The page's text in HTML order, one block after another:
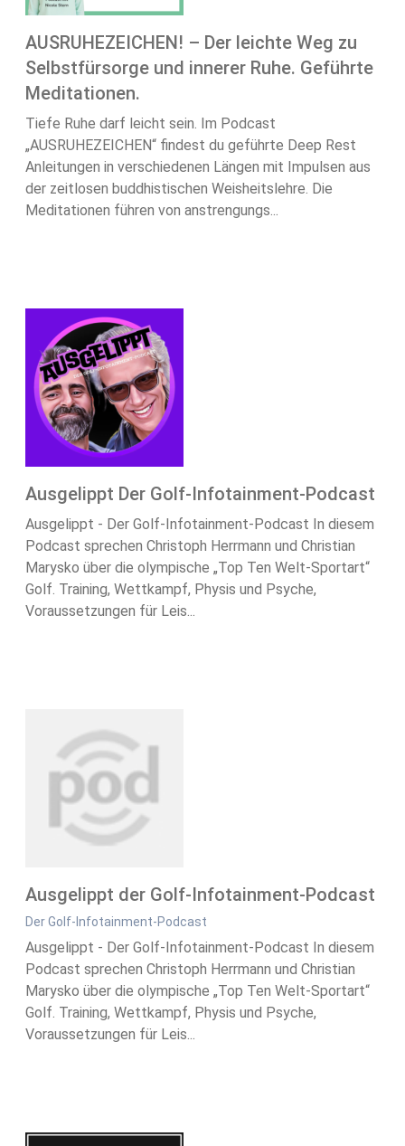
AUSRUHEZEICHEN! – Der leichte Weg zu
Selbstfürsorge und innerer Ruhe. Geführte
Meditationen.
Tiefe Ruhe darf leicht sein. Im Podcast
„AUSRUHEZEICHEN“ findest du geführte Deep Rest
Anleitungen in verschiedenen Längen mit Impulsen aus
der zeitlosen buddhistischen Weisheitslehre. Die
Meditationen führen von anstrengungs...
Ausgelippt Der Golf-Infotainment-Podcast
Ausgelippt - Der Golf-Infotainment-Podcast In diesem
Podcast sprechen Christoph Herrmann und Christian
Marysko über die olympische „Top Ten Welt-Sportart“
Golf. Training, Wettkampf, Physis und Psyche,
Voraussetzungen für Leis...
Ausgelippt der Golf-Infotainment-Podcast
Der Golf-Infotainment-Podcast
Ausgelippt - Der Golf-Infotainment-Podcast In diesem
Podcast sprechen Christoph Herrmann und Christian
Marysko über die olympische „Top Ten Welt-Sportart“
Golf. Training, Wettkampf, Physis und Psyche,
Voraussetzungen für Leis...